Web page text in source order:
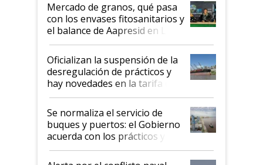
Mercado de granos, qué pasa
con los envases fitosanitarios y
el balance de Aapresid en La
Posta
Oficializan la suspensión de la
desregulación de prácticos y
hay novedades en la tarifa de
la hidrovía
Se normaliza el servicio de
buques y puertos: el Gobierno
acuerda con los prácticos y
suspende el decreto de
desregulación